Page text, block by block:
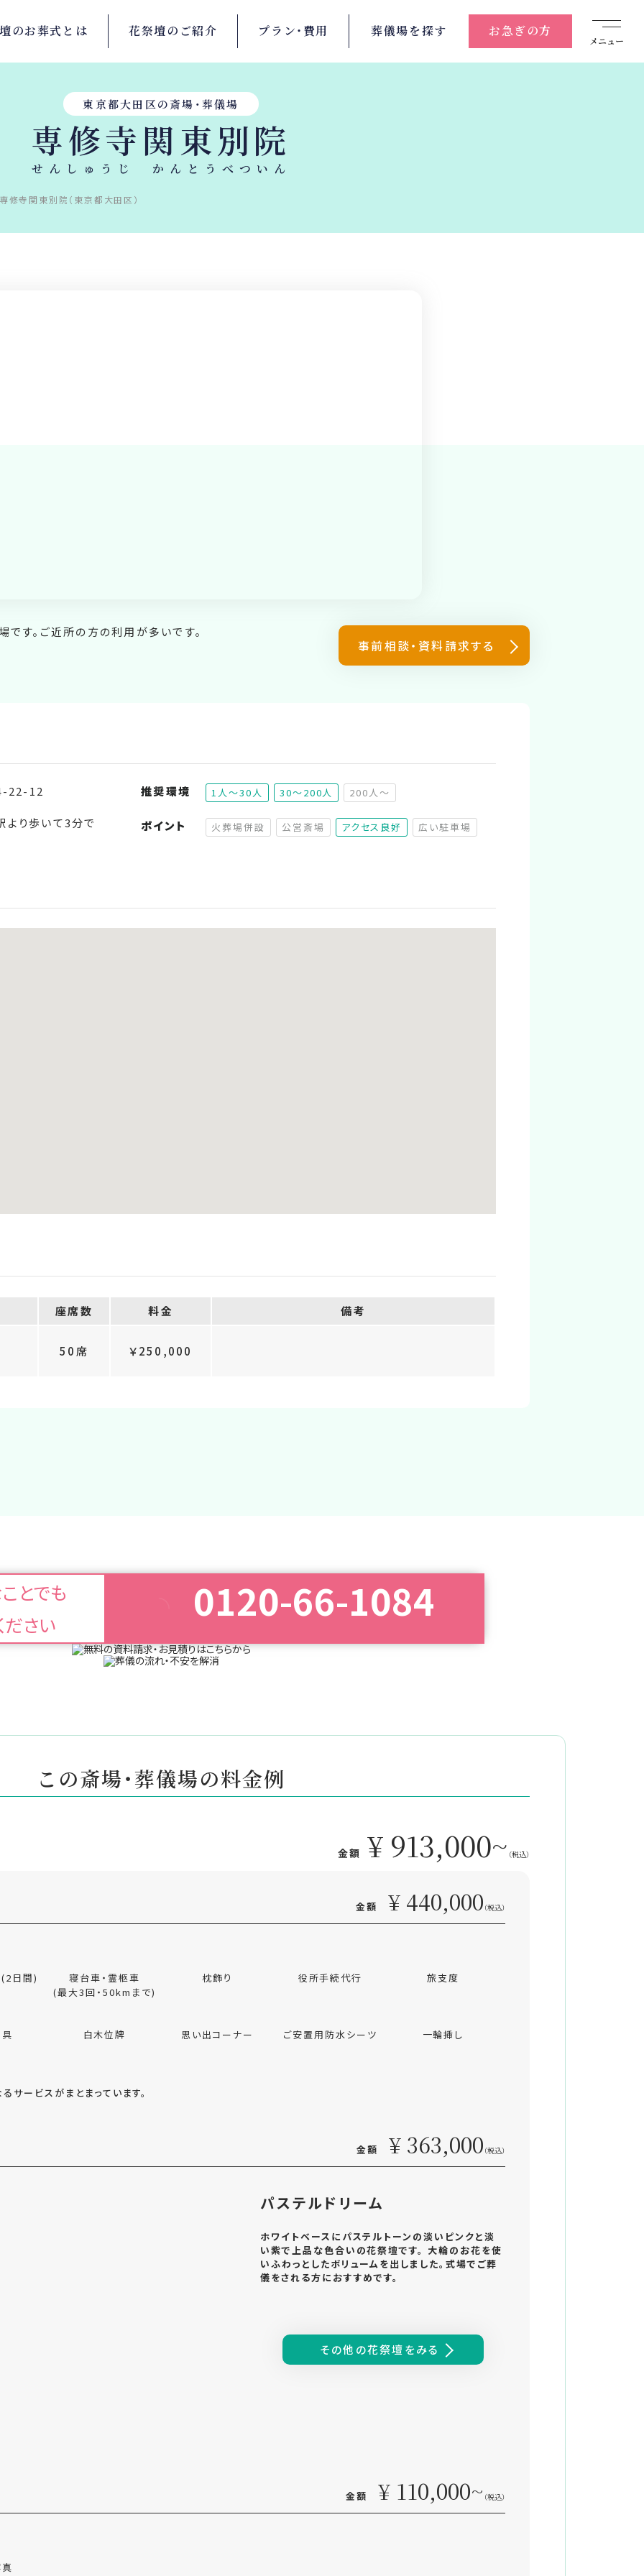
メニュー
のお葬式とは 花祭壇の ご紹介 プラン・ 費用 葬儀場を探す お急ぎの方
東京都大田区の斎場・葬儀場
専修寺関東別院
せんしゅうじ かんとうべついん
修寺関東別院（東京都大田区）
す。ご近所の方の利用が多いです。
事前相談・資料請求する
22-12
り歩いて3分で
推奨環境 1人～30人 30～200人 200人～
（非推奨）
ポイント 火葬場併設
（非対応）
公営斎場
（非対応）
アクセス良好 広い駐車場
（非対応）
座席数 料金 備考
50席 ￥250,000
とでも
さい
0120-66-1084
この斎場・葬儀場の料金例
金額 ¥ 913,000~ （税込）
金額 ¥ 440,000 （税込）
(2日間)
寝台車・霊柩車
(最大3回・50kmまで)
枕飾り 役所手続代行 旅支度
白木位牌 思い出コーナー ご安置用防水シーツ 一輪挿し
ービスがまとまっています。
金額 ¥ 363,000 （税込）
パステルドリーム
ホワイトベースにパステルトーンの淡いピンクと淡
い紫で上品な色合いの花祭壇です。 大輪のお花を使
いふわっとしたボリュームを出しました。式場でご葬
儀をされる方におすすめです。
その他の花祭壇をみる
金額 ¥ 110,000~ （税込）